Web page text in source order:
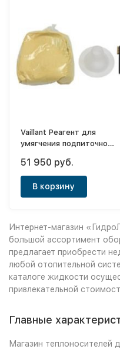
Vaillant Реагент для
умягчения подпиточной
51 950 руб.
В корзину
Интернет-магазин
большой ассортимент
предлагает приобрести
любой отопительной
каталоге жидкости
привлекательной
Главные
Магазин теплоносителей